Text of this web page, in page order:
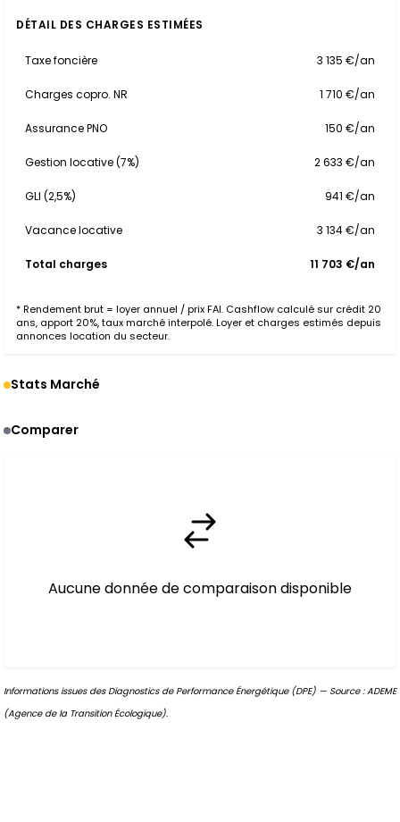
DÉTAIL DES CHARGES ESTIMÉES
Taxe foncière 3 135 €/an
Charges copro. NR 1 710 €/an
Assurance PNO 150 €/an
Gestion locative (7%) 2 633 €/an
GLI (2,5%) 941 €/an
Vacance locative 3 134 €/an
Total charges 11 703 €/an
* Rendement brut = loyer annuel / prix FAI. Cashflow calculé sur crédit 20
ans, apport 20%, taux marché interpolé. Loyer et charges estimés depuis
annonces location du secteur.
Stats Marché
Comparer
Aucune donnée de comparaison disponible
Informations issues des Diagnostics de Performance Énergétique (DPE) — Source : ADEME
(Agence de la Transition Écologique).